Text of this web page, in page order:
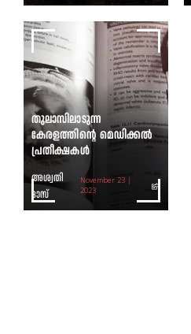
തുലാസിലാടുന്ന
കേരളത്തിന്റെ മെഡിക്കല്‍
പ്രതീക്ഷകള്‍
അശ്വതി
ദാസ്
November 23 |
2023